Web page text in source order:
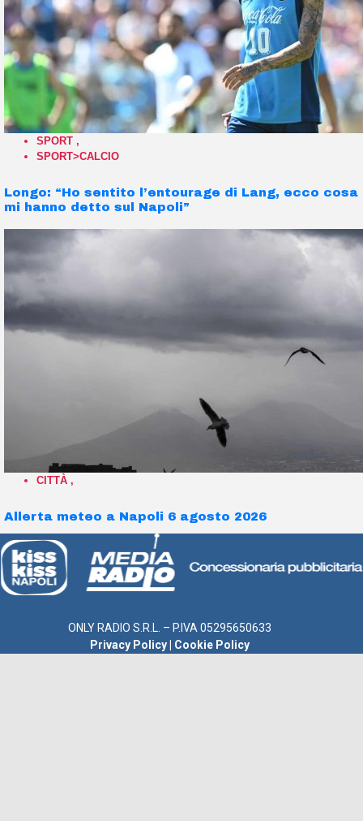
SPORT ,
SPORT>CALCIO
Longo: “Ho sentito l’entourage di Lang, ecco cosa
mi hanno detto sul Napoli”
CITTÀ ,
Allerta meteo a Napoli 6 agosto 2026
ONLY RADIO S.R.L. – P.IVA 05295650633
Privacy Policy
Cookie Policy